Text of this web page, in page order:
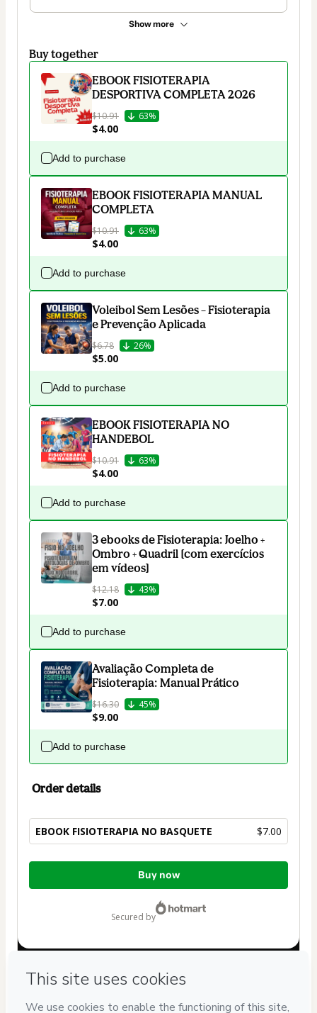
Show more
Buy together
EBOOK FISIOTERAPIA
DESPORTIVA COMPLETA 2026
$10.91 63%
$4.00
Add to purchase
EBOOK FISIOTERAPIA MANUAL
COMPLETA
$10.91 63%
$4.00
Add to purchase
Voleibol Sem Lesões – Fisioterapia
e Prevenção Aplicada
$6.78 26%
$5.00
Add to purchase
EBOOK FISIOTERAPIA NO
HANDEBOL
$10.91 63%
$4.00
Add to purchase
3 ebooks de Fisioterapia: Joelho +
Ombro + Quadril [com exercícios
em vídeos]
$12.18 43%
$7.00
Add to purchase
Avaliação Completa de
Fisioterapia: Manual Prático
$16.30 45%
$9.00
Add to purchase
Order details
EBOOK FISIOTERAPIA NO BASQUETE $7.00
Total
Buy now
secured by
If you need to submit a request to our support team, please